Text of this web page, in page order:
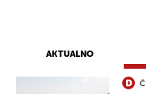
AKTUALNO